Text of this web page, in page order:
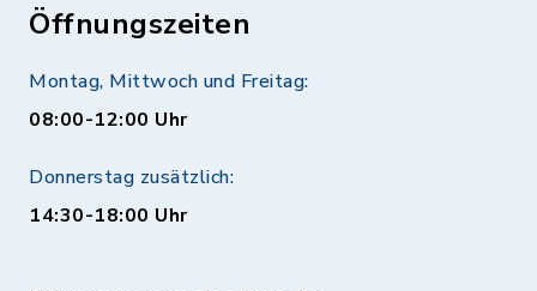
Öffnungszeiten
Montag, Mittwoch und Freitag:
08:00-12:00 Uhr
Donnerstag zusätzlich:
14:30-18:00 Uhr